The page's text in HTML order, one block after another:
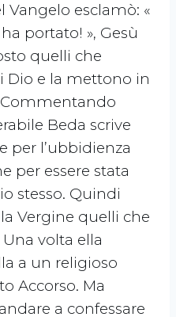
esclamò: «
portato! », Gesù
quelli che
Dio e la mettono in
Commentando
Beda scrive
per l’ubbidienza
per essere stata
stesso. Quindi
Vergine quelli che
volta ella
a un religioso
Accorso. Ma
a confessare